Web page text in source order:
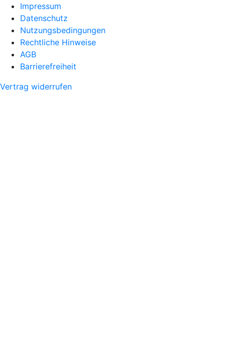
Impressum
Datenschutz
Nutzungsbedingungen
Rechtliche Hinweise
AGB
Barrierefreiheit
Vertrag widerrufen